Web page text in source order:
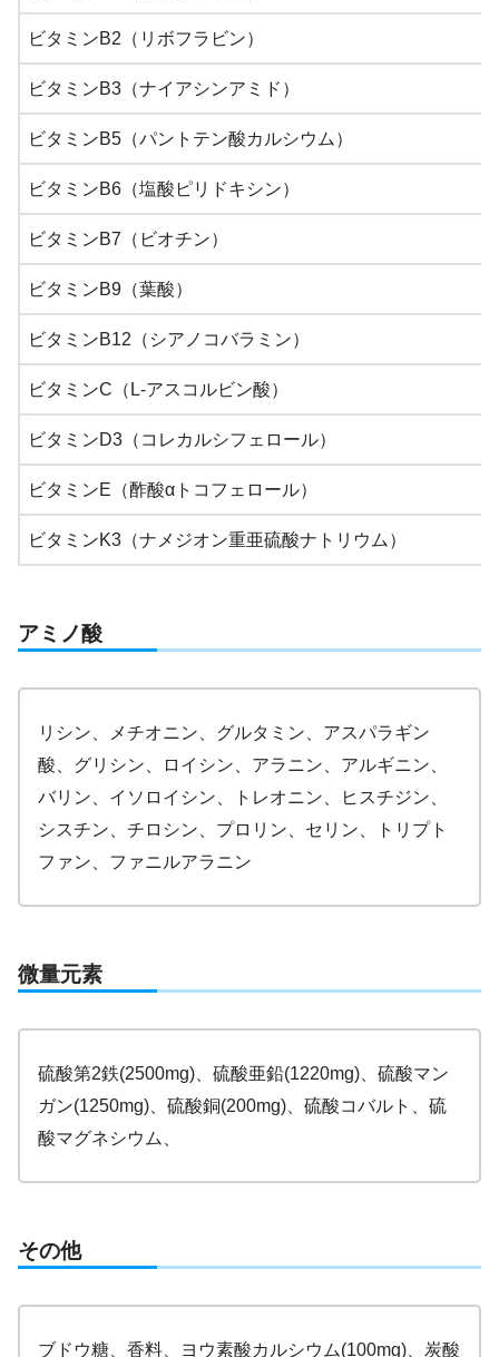
ビタミンB2（リボフラビン）
ビタミンB3（ナイアシンアミド）
ビタミンB5（パントテン酸カルシウム）
ビタミンB6（塩酸ピリドキシン）
ビタミンB7（ビオチン）
ビタミンB9（葉酸）
ビタミンB12（シアノコバラミン）
ビタミンC（L-アスコルビン酸）
ビタミンD3（コレカルシフェロール）
ビタミンE（酢酸αトコフェロール）
ビタミンK3（ナメジオン重亜硫酸ナトリウム）
アミノ酸
リシン、メチオニン、グルタミン、アスパラギン
酸、グリシン、ロイシン、アラニン、アルギニン、
バリン、イソロイシン、トレオニン、ヒスチジン、
シスチン、チロシン、プロリン、セリン、トリプト
ファン、ファニルアラニン
微量元素
硫酸第2鉄(2500mg)、硫酸亜鉛(1220mg)、硫酸マン
ガン(1250mg)、硫酸銅(200mg)、硫酸コバルト、硫
酸マグネシウム、
その他
ブドウ糖、香料、ヨウ素酸カルシウム(100mg)、炭酸